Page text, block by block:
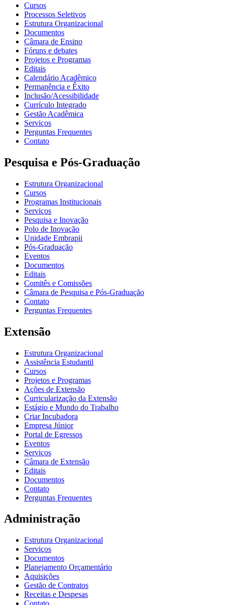
Cursos
Processos Seletivos
Estrutura Organizacional
Documentos
Câmara de Ensino
Fóruns e debates
Projetos e Programas
Editais
Calendário Acadêmico
Permanência e Êxito
Inclusão/Acessibilidade
Currículo Integrado
Gestão Acadêmica
Serviços
Perguntas Frequentes
Contato
Pesquisa e Pós-Graduação
Estrutura Organizacional
Cursos
Programas Institucionais
Serviços
Pesquisa e Inovação
Polo de Inovação
Unidade Embrapii
Pós-Graduação
Eventos
Documentos
Editais
Comitês e Comissões
Câmara de Pesquisa e Pós-Graduação
Contato
Perguntas Frequentes
Extensão
Estrutura Organizacional
Assistência Estudantil
Cursos
Projetos e Programas
Ações de Extensão
Curricularização da Extensão
Estágio e Mundo do Trabalho
Criar Incubadora
Empresa Júnior
Portal de Egressos
Eventos
Serviços
Câmara de Extensão
Editais
Documentos
Contato
Perguntas Frequentes
Administração
Estrutura Organizacional
Serviços
Documentos
Planejamento Orçamentário
Aquisições
Gestão de Contratos
Receitas e Despesas